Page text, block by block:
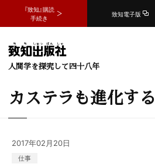
『致知』購読
手続き
致知電子版
人間学を探究して四十八年
カステラも進化する
2017年02月20日
仕事